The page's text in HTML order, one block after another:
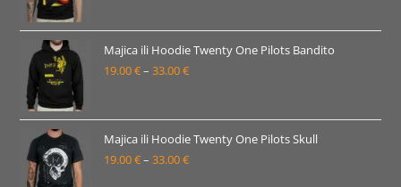
19.00 €
do
Majica ili Hoodie Twenty One Pilots Bandito
19.00€– 33.00€Raspon
19.00 €
do
Majica ili Hoodie Twenty One Pilots Skull
19.00€– 33.00€Raspon